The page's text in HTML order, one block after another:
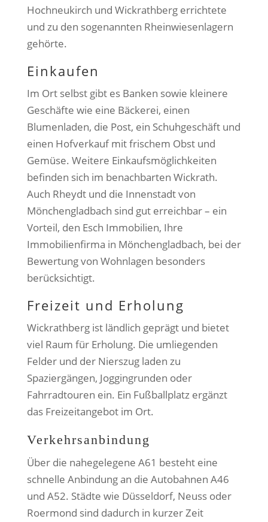
Hochneukirch und Wickrathberg errichtete
und zu den sogenannten Rheinwiesenlagern
gehörte.
Einkaufen
Im Ort selbst gibt es Banken sowie kleinere
Geschäfte wie eine Bäckerei, einen
Blumenladen, die Post, ein Schuhgeschäft und
einen Hofverkauf mit frischem Obst und
Gemüse. Weitere Einkaufsmöglichkeiten
befinden sich im benachbarten Wickrath.
Auch Rheydt und die Innenstadt von
Mönchengladbach sind gut erreichbar – ein
Vorteil, den Esch Immobilien, Ihre
Immobilienfirma in Mönchengladbach, bei der
Bewertung von Wohnlagen besonders
berücksichtigt.
Freizeit und Erholung
Wickrathberg ist ländlich geprägt und bietet
viel Raum für Erholung. Die umliegenden
Felder und der Nierszug laden zu
Spaziergängen, Joggingrunden oder
Fahrradtouren ein. Ein Fußballplatz ergänzt
das Freizeitangebot im Ort.
Verkehrsanbindung
Über die nahegelegene A61 besteht eine
schnelle Anbindung an die Autobahnen A46
und A52. Städte wie Düsseldorf, Neuss oder
Roermond sind dadurch in kurzer Zeit